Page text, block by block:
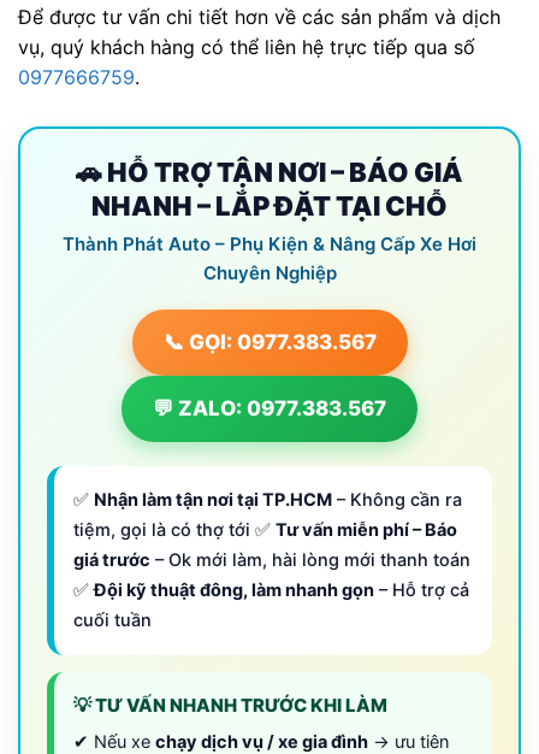
Để được tư vấn chi tiết hơn về các sản phẩm và dịch
vụ, quý khách hàng có thể liên hệ trực tiếp qua số
0977666759.
🚗 HỖ TRỢ TẬN NƠI – BÁO GIÁ
NHANH – LẮP ĐẶT TẠI CHỖ
Thành Phát Auto – Phụ Kiện & Nâng Cấp Xe Hơi
Chuyên Nghiệp
📞 GỌI: 0977.383.567
💬 ZALO: 0977.383.567
✅ Nhận làm tận nơi tại TP.HCM – Không cần ra
tiệm, gọi là có thợ tới ✅ Tư vấn miễn phí – Báo
giá trước – Ok mới làm, hài lòng mới thanh toán
✅Đội kỹ thuật đông, làm nhanh gọn – Hỗ trợ cả
cuối tuần
💡 TƯ VẤN NHANH TRƯỚC KHI LÀM
✔ Nếu xe chạy dịch vụ / xe gia đình → ưu tiên